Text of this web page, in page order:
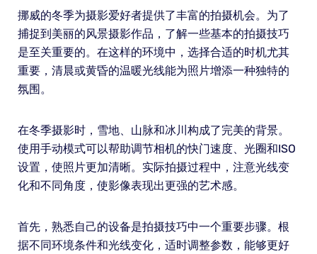
挪威的冬季为摄影爱好者提供了丰富的拍摄机会。为了
捕捉到美丽的风景摄影作品，了解一些基本的拍摄技巧
是至关重要的。在这样的环境中，选择合适的时机尤其
重要，清晨或黄昏的温暖光线能为照片增添一种独特的
氛围。
在冬季摄影时，雪地、山脉和冰川构成了完美的背景。
使用手动模式可以帮助调节相机的快门速度、光圈和ISO
设置，使照片更加清晰。实际拍摄过程中，注意光线变
化和不同角度，使影像表现出更强的艺术感。
首先，熟悉自己的设备是拍摄技巧中一个重要步骤。根
据不同环境条件和光线变化，适时调整参数，能够更好